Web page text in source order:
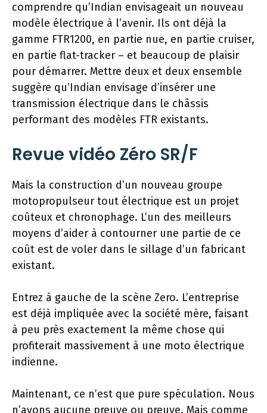
comprendre qu’Indian envisageait un nouveau
modèle électrique à l’avenir. Ils ont déjà la
gamme FTR1200, en partie nue, en partie cruiser,
en partie flat-tracker – et beaucoup de plaisir
pour démarrer. Mettre deux et deux ensemble
suggère qu’Indian envisage d’insérer une
transmission électrique dans le châssis
performant des modèles FTR existants.
Revue vidéo Zéro SR/F
Mais la construction d’un nouveau groupe
motopropulseur tout électrique est un projet
coûteux et chronophage. L’un des meilleurs
moyens d’aider à contourner une partie de ce
coût est de voler dans le sillage d’un fabricant
existant.
Entrez à gauche de la scène Zero. L’entreprise
est déjà impliquée avec la société mère, faisant
à peu près exactement la même chose qui
profiterait massivement à une moto électrique
indienne.
Maintenant, ce n’est que pure spéculation. Nous
n’avons aucune preuve ou preuve. Mais comme